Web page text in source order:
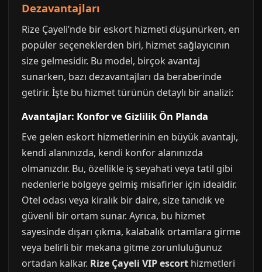
Dezavantajları
Rize Çayeli’nde bir eskort hizmeti düşünürken, en
popüler seçeneklerden biri, hizmet sağlayıcının
size gelmesidir. Bu model, birçok avantaj
sunarken, bazı dezavantajları da beraberinde
getirir. İşte bu hizmet türünün detaylı bir analizi:
Avantajlar: Konfor ve Gizlilik Ön Planda
Eve gelen eskort hizmetlerinin en büyük avantajı,
kendi alanınızda, kendi konfor alanınızda
olmanızdır. Bu, özellikle iş seyahati veya tatil gibi
nedenlerle bölgeye gelmiş misafirler için idealdir.
Otel odası veya kiralık bir daire, size tanıdık ve
güvenli bir ortam sunar. Ayrıca, bu hizmet
sayesinde dışarı çıkma, kalabalık ortamlara girme
veya belirli bir mekana gitme zorunluluğunuz
ortadan kalkar. Rize Çayeli VIP escort hizmetleri